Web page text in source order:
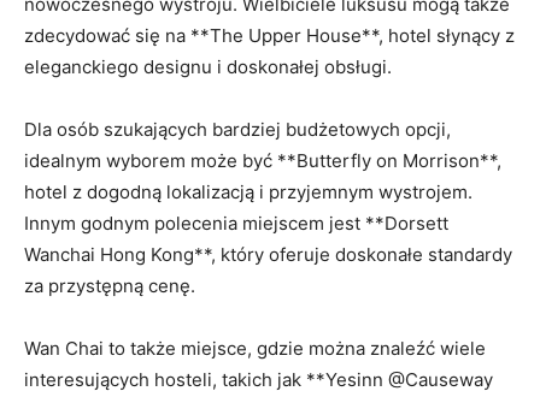
nowoczesnego wystroju. Wielbiciele luksusu mogą także
zdecydować się na **The Upper House**, hotel słynący z
eleganckiego designu i doskonałej obsługi.
Dla osób szukających bardziej budżetowych opcji,
idealnym wyborem może być⁤ **Butterfly⁤ on Morrison**,
hotel z dogodną lokalizacją i przyjemnym wystrojem.
Innym godnym polecenia miejscem jest **Dorsett
Wanchai Hong​ Kong**, który oferuje doskonałe standardy
za przystępną‍ cenę.
Wan​ Chai⁤ to także miejsce, gdzie można znaleźć⁣ wiele
interesujących hosteli, takich jak **Yesinn @Causeway